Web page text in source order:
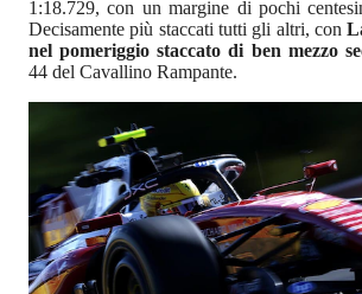
1:18.729, con un margine di pochi
Decisamente più staccati tutti gli altri, con
nel pomeriggio staccato di ben mezzo
44 del Cavallino Rampante.